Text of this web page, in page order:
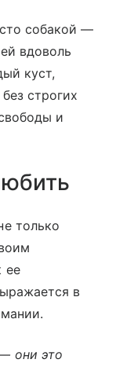
собакой —
вдоволь
куст,
строгих
и
только
ее
в
они это